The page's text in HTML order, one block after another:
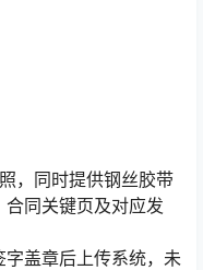
，同时提供钢丝胶带
同关键页及对应发
字盖章后上传系统，未